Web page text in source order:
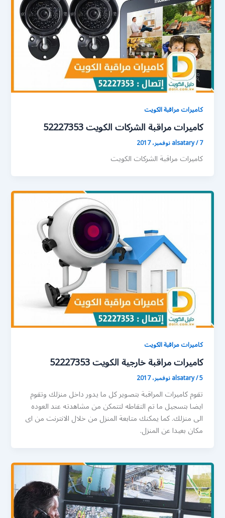
كاميرات مراقبة الكويت
كاميرات مراقبة الشركات الكويت 52227353
alsatary/7 نوفمبر، 2017
كاميرات مراقبة الشركات الكويت
كاميرات مراقبة الكويت
كاميرات مراقبة خارجية الكويت 52227353
alsatary/5 نوفمبر، 2017
تقوم كاميرات المراقبة بتصوير كل ما يدور داخل منزلك وتقوم
ايضا بتسجيل ما تم التقاطه لتتمكن من مشاهدته عند العوده
الى منزلك. كما يمكنك متابعة المنزل من خلال الانترنت من اى
مكان بعيدا عن المنزل.